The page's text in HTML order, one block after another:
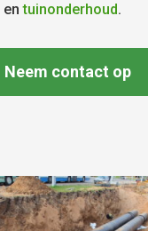
entuinonderhoud.
Neem contact op